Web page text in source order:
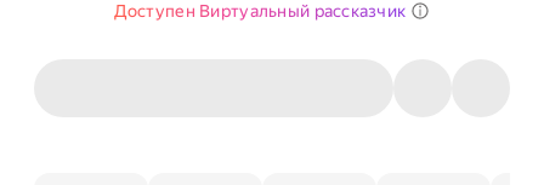
Доступен Виртуальный рассказчик